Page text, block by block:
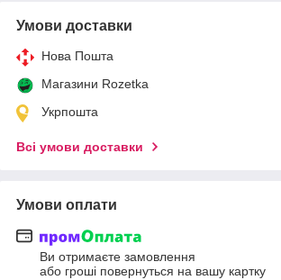
Умови доставки
Нова Пошта
Магазини Rozetka
Укрпошта
Всі умови доставки
Умови оплати
Ви отримаєте замовлення
або гроші повернуться на вашу картку